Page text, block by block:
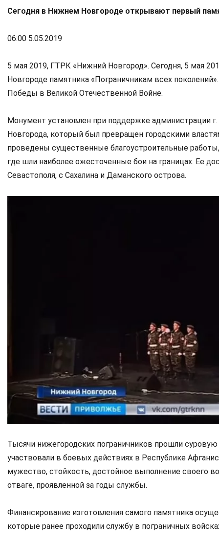
Сегодня в Нижнем Новгороде открывают первый
06:00 5.05.2019
5 мая 2019, ГТРК «Нижний Новгород». Сегодня, 5 мая
Новгороде памятника «Пограничникам всех
Победы в Великой Отечественной Войне.
Монумент установлен при поддержке администрации
Новгорода, который был превращен городскими
проведены существенные благоустроительные
где шли наиболее ожесточенные бои на границах. Ее
Севастополя, с Сахалина и Даманского острова.
Тысячи нижегородских пограничников прошли
участвовали в боевых действиях в Республике
мужество, стойкость, достойное выполнение своего
отваге, проявленной за годы службы.
Финансирование изготовления самого памятника
которые ранее проходили службу в пограничных